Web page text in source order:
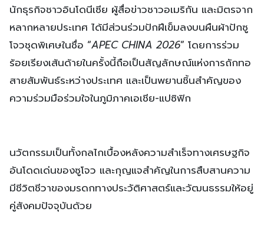
นักธุรกิจชาวอินโดนีเซีย ผู้สื่อข่าวชาวอเมริกัน และมิตรจาก
หลากหลายประเทศ ได้มีส่วนร่วมปักฝีเข็มลงบนผืนผ้าปักซู
โจวชุดพิเศษในชื่อ “APEC CHINA 2026” โดยการร่วม
ร้อยเรียงเส้นด้ายในครั้งนี้ถือเป็นสัญลักษณ์แห่งการถักทอ
สายสัมพันธ์ระหว่างประเทศ และเป็นพยานชิ้นสำคัญของ
ความร่วมมือร่วมใจในภูมิภาคเอเชีย-แปซิฟิก
นวัตกรรมเป็นทั้งกลไกเบื้องหลังความสำเร็จทางเศรษฐกิจ
อันโดดเด่นของซูโจว และกุญแจสำคัญในการสืบสานความ
มีชีวิตชีวาของมรดกทางประวัติศาสตร์และวัฒนธรรมให้อยู่
คู่สังคมปัจจุบันด้วย